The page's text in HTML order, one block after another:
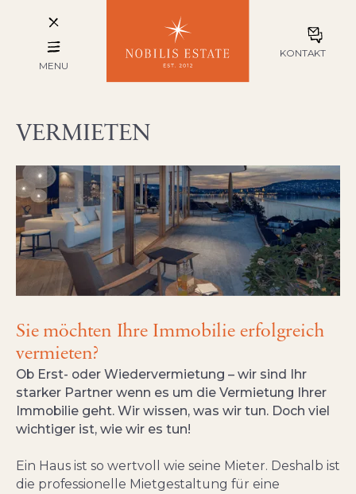
MENU
KONTAKT
VERMIETEN
Sie möchten Ihre Immobilie erfolgreich
vermieten?
Ob Erst- oder Wiedervermietung – wir sind Ihr
starker Partner wenn es um die Vermietung Ihrer
Immobilie geht. Wir wissen, was wir tun. Doch viel
wichtiger ist, wie wir es tun!
Ein Haus ist so wertvoll wie seine Mieter. Deshalb ist
die professionelle Mietgestaltung für eine